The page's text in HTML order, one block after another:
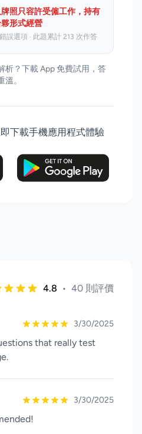
照只容許受僱工作，持有
形式經營
誤選項 · 此題累計 213 次作答
析？下載 App 免費試用，答
。
下載手機應用程式體驗
4.8 • 40 則評價
3/30/2025
that really test
3/30/2025